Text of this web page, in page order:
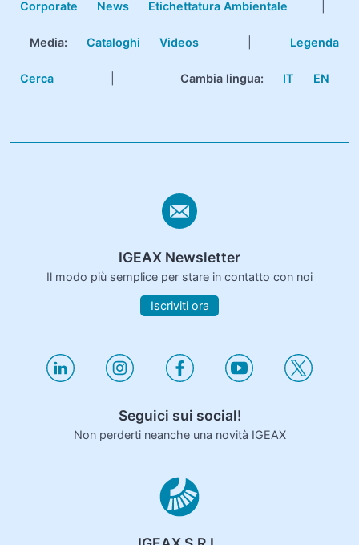
Corporate News Etichettatura Ambientale
Media: Cataloghi Videos Legenda
Cerca Cambia lingua: IT EN
IGEAX Newsletter
Il modo più semplice per stare in contatto con noi
Iscriviti ora
Seguici sui social!
Non perderti neanche una novità IGEAX